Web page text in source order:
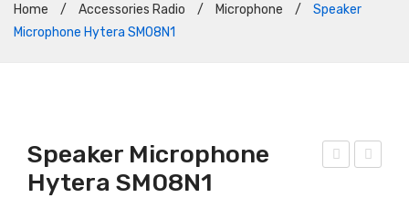
Home / Accessories Radio / Microphone /
Speaker
Microphone Hytera SM08N1
Speaker Microphone
Hytera SM08N1